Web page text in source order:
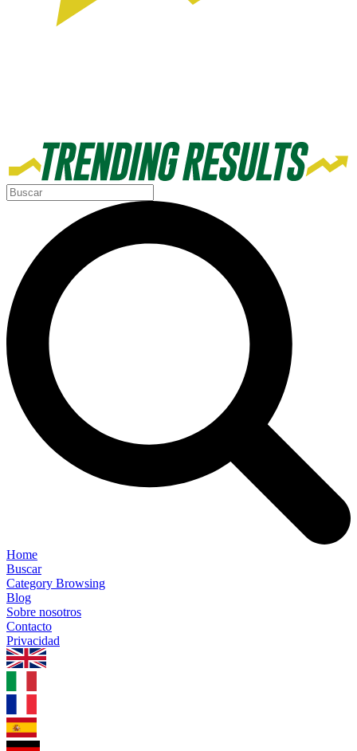
Home
Buscar
Category Browsing
Blog
Sobre nosotros
Contacto
Privacidad